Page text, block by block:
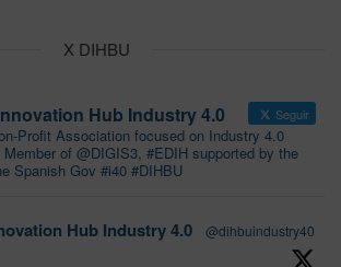
X DIHBU
Hub Industry 4.0 Seguir
Profit Association focused on Industry 4.0
of @DIGIS3, #EDIH supported by the
Spanish Gov #i40 #DIHBU
Hub Industry 4.0
@dihbuindustry40